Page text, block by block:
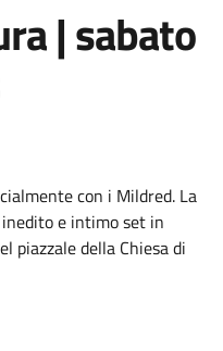
| sabato
con i Mildred. La
e intimo set in
piazzale della Chiesa di